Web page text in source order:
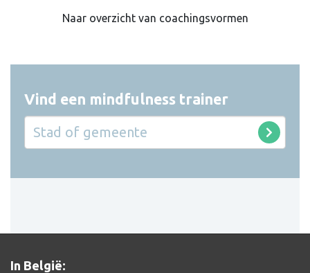
Naar overzicht van coachingsvormen
Vind een mindfulness trainer
In België: